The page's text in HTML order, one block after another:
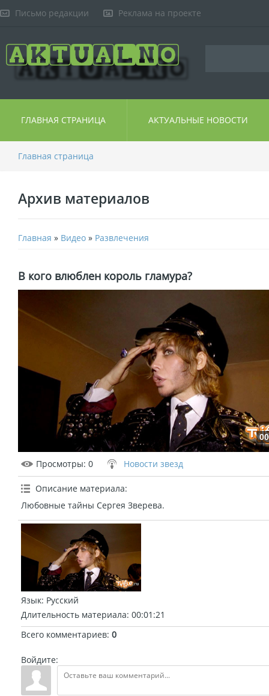
Письмо редакции Реклама на проекте
ГЛАВНАЯ СТРАНИЦА АКТУАЛЬНЫЕ НОВОСТИ
Главная страница
Архив материалов
Главная » Видео » Развлечения
В кого влюблен король гламура?
Просмотры: 0 Новости звезд
Описание материала:
Любовные тайны Сергея Зверева.
Язык: Русский
Длительность материала: 00:01:21
Всего комментариев: 0
Войдите: